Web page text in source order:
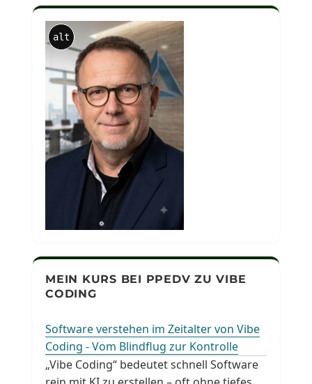
alt
MEIN KURS BEI PPEDV ZU VIBE
CODING
Software verstehen im Zeitalter von Vibe
Coding - Vom Blindflug zur Kontrolle
„Vibe Coding“ bedeutet schnell Software